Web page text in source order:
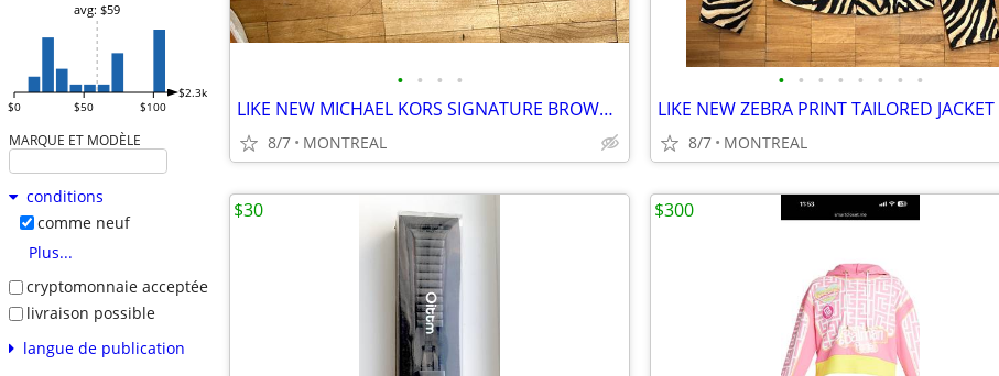
$0 $50 $100
$2.3k
avg: $59
MARQUE ET MODÈLE
conditions
comme neuf
Plus...
cryptomonnaie acceptée
livraison possible
langue de publication
• • • •
LIKE NEW MICHAEL KORS SIGNATURE BROWN MK/ GOLD BUCKLE BELT-55237
8/7 MONTREAL
• • • • • • • •
8/7 MONTREAL
$30 $300